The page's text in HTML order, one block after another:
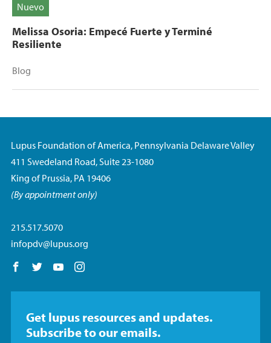
Nuevo
Melissa Osoria: Empecé Fuerte y Terminé
Resiliente
Blog
Lupus Foundation of America, Pennsylvania Delaware Valley
411 Swedeland Road, Suite 23-1080
King of Prussia, PA 19406
(By appointment only)
215.517.5070
infopdv@lupus.org
Follow us on Facebook
Follow us on Twitter
Follow us on YouTube
Get lupus resources and updates.
Subscribe to our emails.